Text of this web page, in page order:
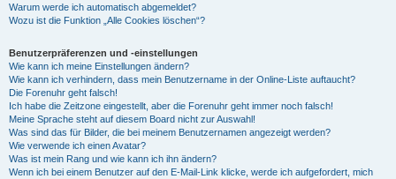
Warum werde ich automatisch abgemeldet?
Wozu ist die Funktion „Alle Cookies löschen“?
Benutzerpräferenzen und -einstellungen
Wie kann ich meine Einstellungen ändern?
Wie kann ich verhindern, dass mein Benutzername in der Online-Liste auftaucht?
Die Forenuhr geht falsch!
Ich habe die Zeitzone eingestellt, aber die Forenuhr geht immer noch falsch!
Meine Sprache steht auf diesem Board nicht zur Auswahl!
Was sind das für Bilder, die bei meinem Benutzernamen angezeigt werden?
Wie verwende ich einen Avatar?
Was ist mein Rang und wie kann ich ihn ändern?
Wenn ich bei einem Benutzer auf den E-Mail-Link klicke, werde ich aufgefordert, mich